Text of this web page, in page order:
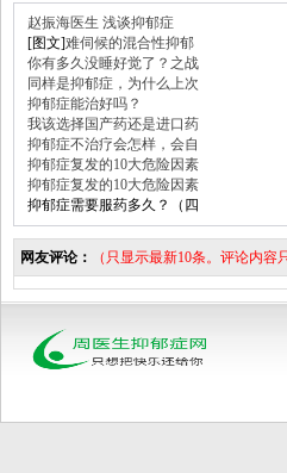
赵振海医生 浅谈抑郁症
[图文]难伺候的混合性抑郁
你有多久没睡好觉了？之战
同样是抑郁症，为什么上次
抑郁症能治好吗？
我该选择国产药还是进口药
抑郁症不治疗会怎样，会自
抑郁症复发的10大危险因素
抑郁症复发的10大危险因素
抑郁症需要服药多久？（四
网友评论： （只显示最新10条。评论内容